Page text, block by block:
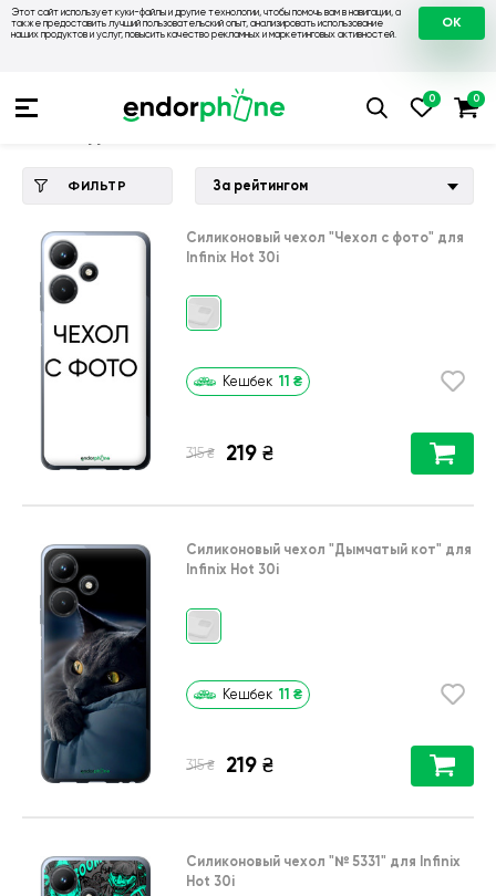
Этот сайт использует куки-файлы и другие технологии, чтобы помочь вам в навигации, а
также предоставить лучший пользовательский опыт, анализировать использование
наших продуктов и услуг, повысить качество рекламных и маркетинговых активностей.
OK
💙 Чехлы на Infinix 💛 Чехол для Infinix
ФИЛЬТР За рейтингом
Силиконовый чехол "Чехол с фото" для
Infinix Hot 30i
Кешбек 11 ₴
315 ₴ 219 ₴
Силиконовый чехол "Дымчатый кот" для
Infinix Hot 30i
Кешбек 11 ₴
315 ₴ 219 ₴
Силиконовый чехол "№ 5331" для Infinix
Hot 30i